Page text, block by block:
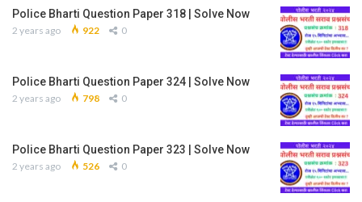
Police Bharti Question Paper 318 | Solve Now
2 years ago 922 0
Police Bharti Question Paper 324 | Solve Now
2 years ago 798 0
Police Bharti Question Paper 323 | Solve Now
2 years ago 526 0